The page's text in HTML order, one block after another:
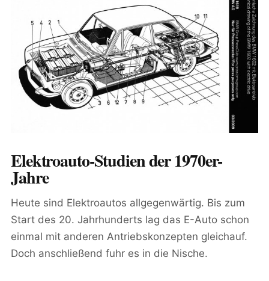
Elektroauto-Studien der 1970er-
Jahre
Heute sind Elektroautos allgegenwärtig. Bis zum
Start des 20. Jahrhunderts lag das E-Auto schon
einmal mit anderen Antriebskonzepten gleichauf.
Doch anschließend fuhr es in die Nische.